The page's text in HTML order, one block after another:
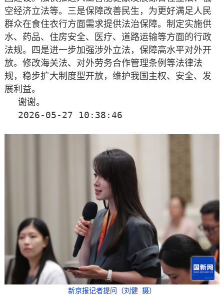
空经济立法等。三是保障改善民生，为更好满足人民
群众在食住衣行方面需求提供法治保障。制定实施供
水、药品、住房安全、医疗、道路运输等方面的行政
法规。四是进一步加强涉外立法，保障高水平对外开
放。修改海关法、对外劳务合作管理条例等法律法
规，稳步扩大制度型开放，维护我国主权、安全、发
展利益。
谢谢。
2026-05-27 10:38:46
新京报记者提问（刘健 摄）